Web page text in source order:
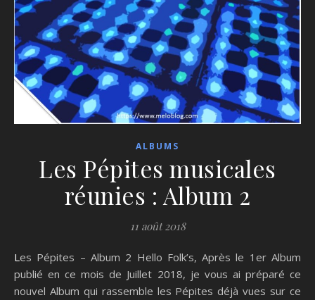
ALBUMS
Les Pépites musicales
réunies : Album 2
11 août 2018
Les Pépites – Album 2 Hello Folk’s, Après le 1er Album
publié en ce mois de Juillet 2018, je vous ai préparé ce
nouvel Album qui rassemble les Pépites déjà vues sur ce